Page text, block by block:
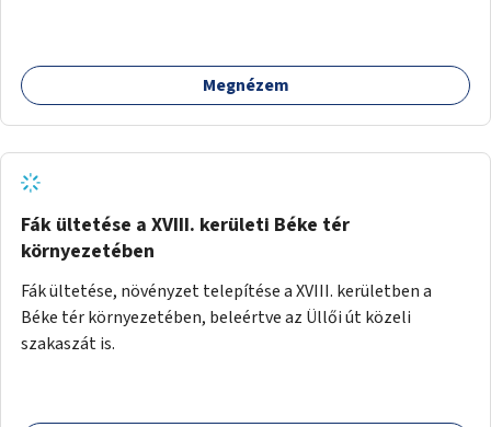
Megnézem
Fák ültetése a XVIII. kerületi Béke tér
környezetében
Fák ültetése, növényzet telepítése a XVIII. kerületben a
Béke tér környezetében, beleértve az Üllői út közeli
szakaszát is.